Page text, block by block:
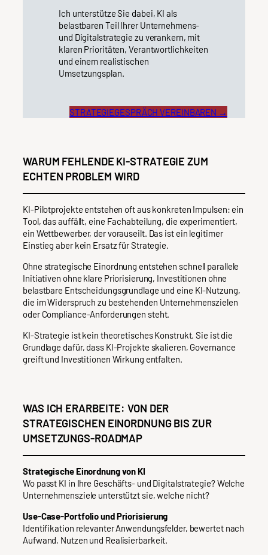
Ich unterstütze Sie dabei, KI als
belastbaren Teil Ihrer Unternehmens-
und Digitalstrategie zu verankern, mit
klaren Prioritäten, Verantwortlichkeiten
und einem realistischen
Umsetzungsplan.
STRATEGIEGESPRÄCH VEREINBAREN →
WARUM FEHLENDE KI-STRATEGIE ZUM
ECHTEN PROBLEM WIRD
KI-Pilotprojekte entstehen oft aus konkreten Impulsen: ein
Tool, das auffällt, eine Fachabteilung, die experimentiert,
ein Wettbewerber, der vorauseilt. Das ist ein legitimer
Einstieg aber kein Ersatz für Strategie.
Ohne strategische Einordnung entstehen schnell parallele
Initiativen ohne klare Priorisierung, Investitionen ohne
belastbare Entscheidungsgrundlage und eine KI-Nutzung,
die im Widerspruch zu bestehenden Unternehmenszielen
oder Compliance-Anforderungen steht.
KI-Strategie ist kein theoretisches Konstrukt. Sie ist die
Grundlage dafür, dass KI-Projekte skalieren, Governance
greift und Investitionen Wirkung entfalten.
WAS ICH ERARBEITE: VON DER
STRATEGISCHEN EINORDNUNG BIS ZUR
UMSETZUNGS-ROADMAP
Strategische Einordnung von KI
Wo passt KI in Ihre Geschäfts- und Digitalstrategie? Welche
Unternehmensziele unterstützt sie, welche nicht?
Use-Case-Portfolio und Priorisierung
Identifikation relevanter Anwendungsfelder, bewertet nach
Aufwand, Nutzen und Realisierbarkeit.